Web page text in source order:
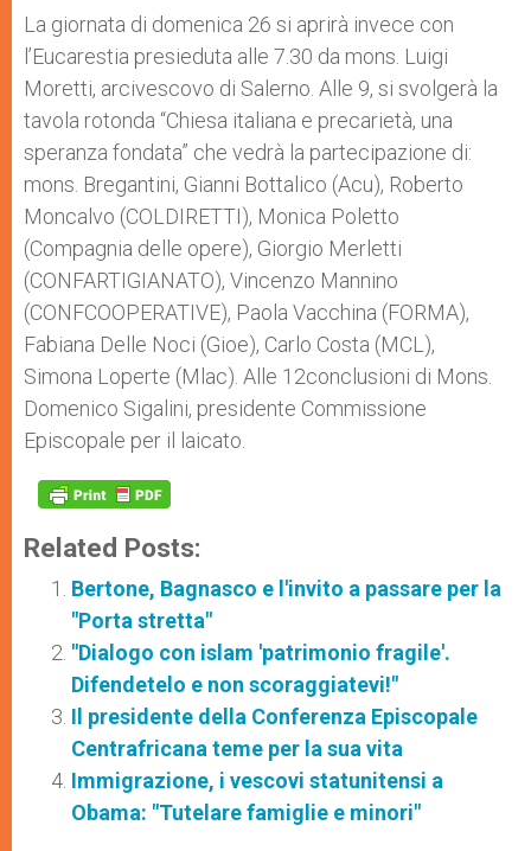
La giornata di domenica 26 si aprirà invece con
l’Eucarestia presieduta alle 7.30 da mons. Luigi
Moretti, arcivescovo di Salerno. Alle 9, si svolgerà la
tavola rotonda “Chiesa italiana e precarietà, una
speranza fondata” che vedrà la partecipazione di:
mons. Bregantini, Gianni Bottalico (Acu), Roberto
Moncalvo (COLDIRETTI), Monica Poletto
(Compagnia delle opere), Giorgio Merletti
(CONFARTIGIANATO), Vincenzo Mannino
(CONFCOOPERATIVE), Paola Vacchina (FORMA),
Fabiana Delle Noci (Gioe), Carlo Costa (MCL),
Simona Loperte (Mlac). Alle 12conclusioni di Mons.
Domenico Sigalini, presidente Commissione
Episcopale per il laicato.
Related Posts:
Bertone, Bagnasco e l'invito a passare per la
"Porta stretta"
"Dialogo con islam 'patrimonio fragile'.
Difendetelo e non scoraggiatevi!"
Il presidente della Conferenza Episcopale
Centrafricana teme per la sua vita
Immigrazione, i vescovi statunitensi a
Obama: "Tutelare famiglie e minori"